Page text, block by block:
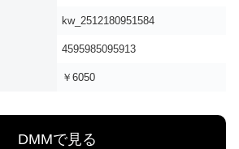
kw_2512180951584
4595985095913
￥6050
DMMで見る